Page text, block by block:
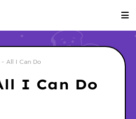
- All I Can Do
I Can Do